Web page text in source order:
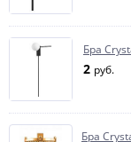
Бра
2 руб.
Бра